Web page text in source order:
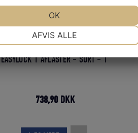
EASYLOCK 1 AFLASTER – SORT – 1
Den
pris
738,90 DKKDen
AFVIS ALLE
OK